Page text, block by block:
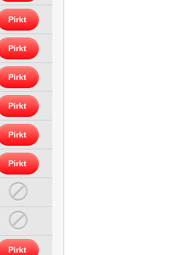
Pirkt
Pirkt
Pirkt
Pirkt
Pirkt
Pirkt
Pirkt